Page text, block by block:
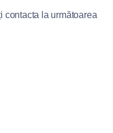
contacta la următoarea